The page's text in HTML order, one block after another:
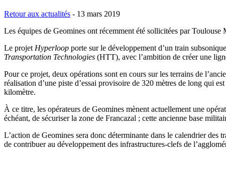
Retour aux actualités - 13 mars 2019
Les équipes de Geomines ont récemment été sollicitées par
Le projet Hyperloop porte sur le développement d’un train
Transportation Technologies (HTT), avec l’ambition de créer une
Pour ce projet, deux opérations sont en cours sur les terrains de
réalisation d’une piste d’essai provisoire de 320 mètres de long qui
kilomètre.
À ce titre, les opérateurs de Geomines mènent actuellement une
échéant, de sécuriser la zone de Francazal ; cette ancienne base
L’action de Geomines sera donc déterminante dans le calendrier
de contribuer au développement des infrastructures-clefs de